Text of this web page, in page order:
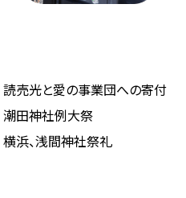
読売光と愛の事業団への寄付
潮田神社例大祭
横浜、浅間神社祭礼